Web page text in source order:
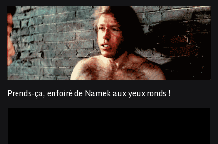
Prends-ça, enfoiré de Namek aux yeux ronds !